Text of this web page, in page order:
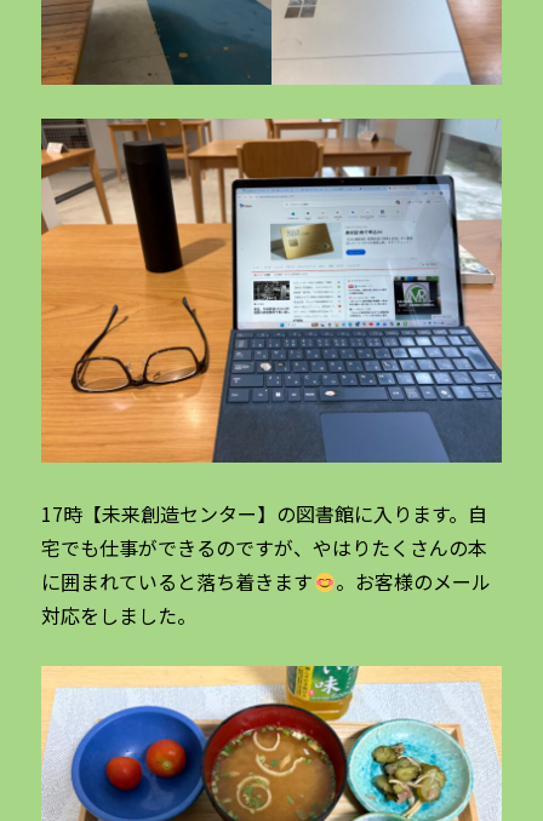
17時【未来創造センター】の図書館に入ります。自
宅でも仕事ができるのですが、やはりたくさんの本
に囲まれていると落ち着きます
。お客様のメール
対応をしました。